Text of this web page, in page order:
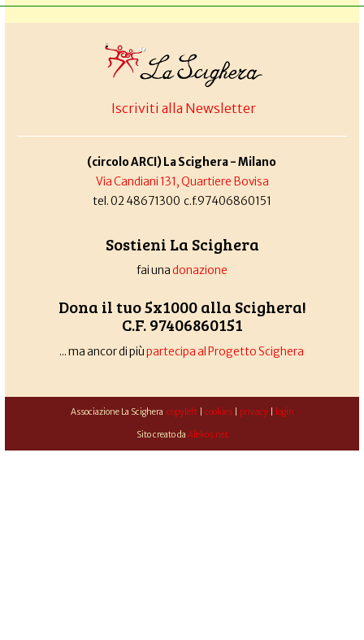
Iscriviti alla Newsletter
(circolo ARCI) La Scighera - Milano
Via Candiani 131, Quartiere Bovisa
tel. 02 48671300 c.f.97406860151
Sostieni La Scighera
fai unadonazione
Dona il tuo 5x1000 alla Scighera!
C.F. 97406860151
... ma ancor di piùpartecipa al Progetto Scighera
Associazione La Scighera copyleft| cookies| privacy| login
Sito creato da Alekos.net